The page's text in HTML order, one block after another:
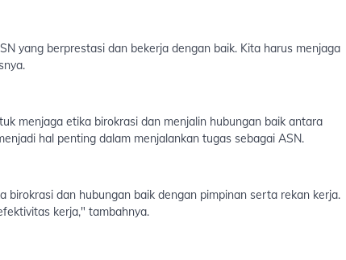
yang berprestasi dan bekerja dengan baik. Kita harus menjaga
menjaga etika birokrasi dan menjalin hubungan baik antara
hal penting dalam menjalankan tugas sebagai ASN.
birokrasi dan hubungan baik dengan pimpinan serta rekan kerja.
kerja," tambahnya.